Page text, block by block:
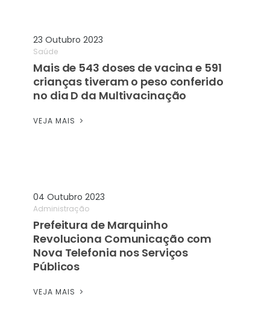
23 Outubro 2023
Saúde
Mais de 543 doses de vacina e 591
crianças tiveram o peso conferido
no dia D da Multivacinação
VEJA MAIS
04 Outubro 2023
Administração
Prefeitura de Marquinho
Revoluciona Comunicação com
Nova Telefonia nos Serviços
Públicos
VEJA MAIS